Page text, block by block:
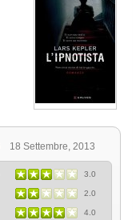
18 Settembre, 2013
3.0
2.0
4.0